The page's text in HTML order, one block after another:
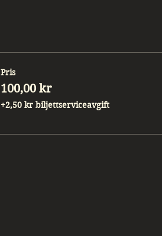
Pris
100,00 kr
+2,50 kr biljettserviceavgift